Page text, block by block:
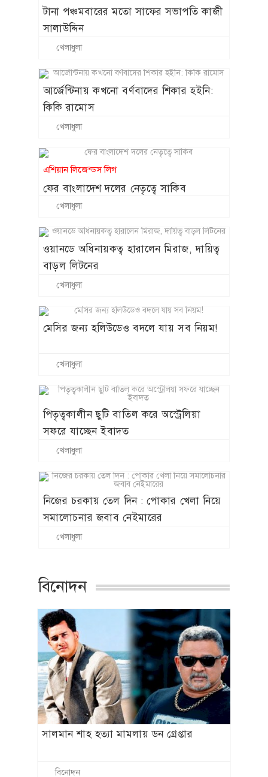
টানা পঞ্চমবারের মতো সাফের সভাপতি কাজী
সালাউদ্দিন
খেলাধুলা
আর্জেন্টিনায় কখনো বর্ণবাদের শিকার হইনি:
কিকি রামোস
খেলাধুলা
এশিয়ান লিজেন্ডস লিগ
ফের বাংলাদেশ দলের নেতৃত্বে সাকিব
খেলাধুলা
ওয়ানডে অধিনায়কত্ব হারালেন মিরাজ, দায়িত্ব
বাড়ল লিটনের
খেলাধুলা
মেসির জন্য হলিউডেও বদলে যায় সব নিয়ম!
খেলাধুলা
পিতৃত্বকালীন ছুটি বাতিল করে অস্ট্রেলিয়া
সফরে যাচ্ছেন ইবাদত
খেলাধুলা
নিজের চরকায় তেল দিন : পোকার খেলা নিয়ে
সমালোচনার জবাব নেইমারের
খেলাধুলা
বিনোদন
সালমান শাহ হত্যা মামলায় ডন গ্রেপ্তার
বিনোদন